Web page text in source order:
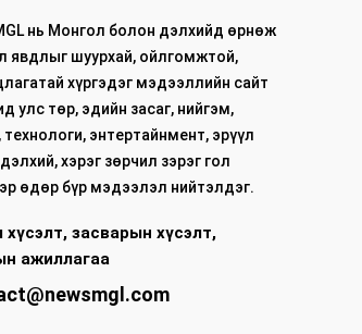
нь Монгол болон дэлхийд өрнөж
явдлыг шуурхай, ойлгомжтой,
хүргэдэг мэдээллийн сайт
улс төр, эдийн засаг, нийгэм,
технологи, энтертайнмент, эрүүл
хэрэг зөрчил зэрэг гол
өдөр бүр мэдээлэл нийтэлдэг.
хүсэлт, засварын хүсэлт,
ажиллагаа